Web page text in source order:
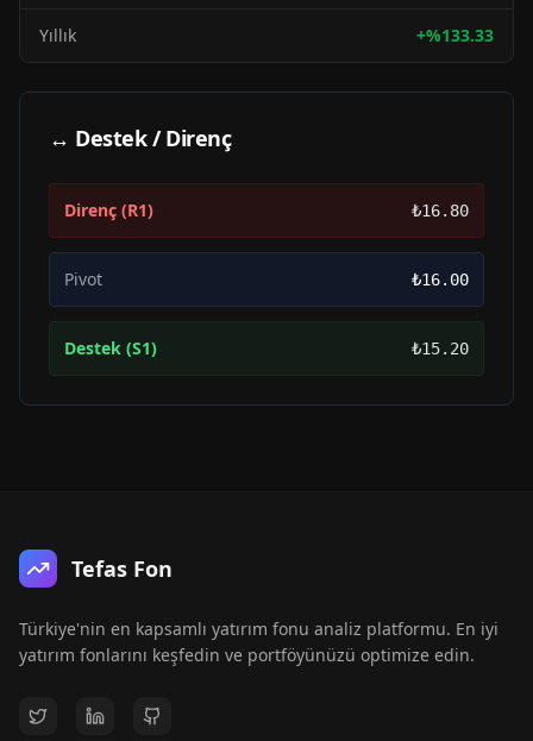
Yıllık +%133.33
↔ Destek / Direnç
Direnç (R1) ₺16.80
Pivot ₺16.00
Destek (S1) ₺15.20
Tefas Fon
Türkiye'nin en kapsamlı yatırım fonu analiz platformu. En iyi
yatırım fonlarını keşfedin ve portföyünüzü optimize edin.